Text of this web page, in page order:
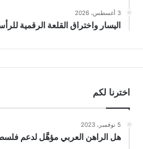
3 أغسطس، 2026
اليسار واختراق القلعة الرقمية
اخترنا لكم
5 نوفمبر، 2023
هل الراهن العربي مؤهَّل لدعم